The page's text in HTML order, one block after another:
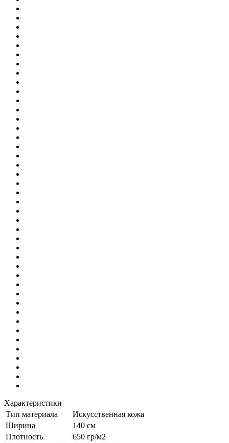
Характеристики
Тип материала
Искусственная кожа
Ширина
140 см
Плотность
650 гр/м2